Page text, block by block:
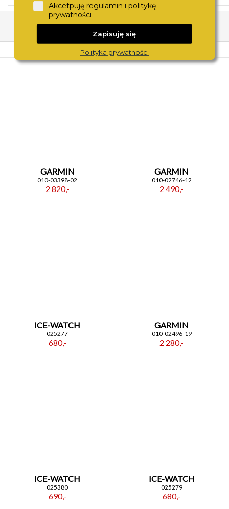
PODOBNE PRODUKTY
GARMIN
010-03398-02
2 820,-
GARMIN
010-02746-12
2 490,-
ICE-WATCH
025277
680,-
GARMIN
010-02496-19
2 280,-
ICE-WATCH
025380
690,-
ICE-WATCH
025279
680,-
Akcetpuję regulamin i politykę
prywatności
Zapisuję się
Polityka prywatności